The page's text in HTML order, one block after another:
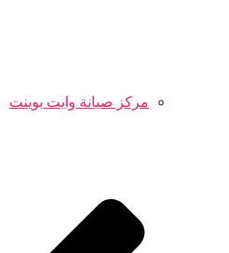
مركز صيانة وايت بوينت